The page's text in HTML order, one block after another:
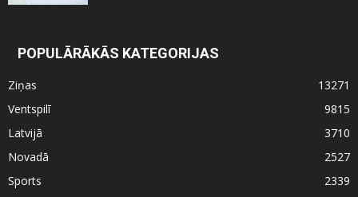
POPULĀRĀKĀS KATEGORIJAS
Ziņas
13271
Ventspilī
9815
Latvijā
3710
Novadā
2527
Sports
2339